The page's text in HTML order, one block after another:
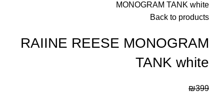
MONOGRAM TANK white
Back to products
RAIINE REESE MONOGRAM
TANK white
₪399